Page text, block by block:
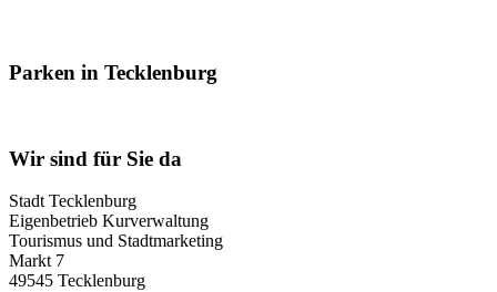
Parken in Tecklenburg
Wir sind für Sie da
Stadt Tecklenburg
Eigenbetrieb Kurverwaltung
Tourismus und Stadtmarketing
Markt 7
49545 Tecklenburg